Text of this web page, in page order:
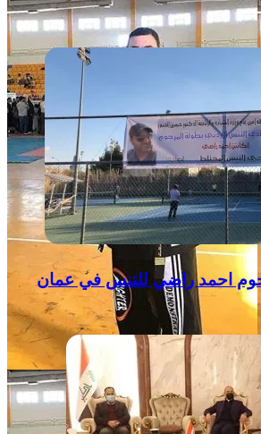
احمد راضي للتنس في عمان